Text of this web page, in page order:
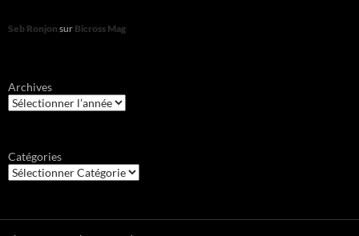
Seb Ronjon sur Bicross Mag
Archives
Catégories